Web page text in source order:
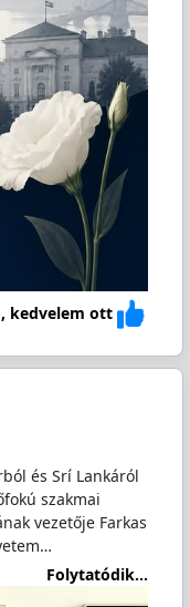
kedvelem ott
és Srí Lankáról
szakmai
vezetője Farkas
Folytatódik...